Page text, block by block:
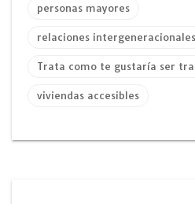
personas mayores
relaciones intergeneracionales
Trata como te gustaría ser
viviendas accesibles